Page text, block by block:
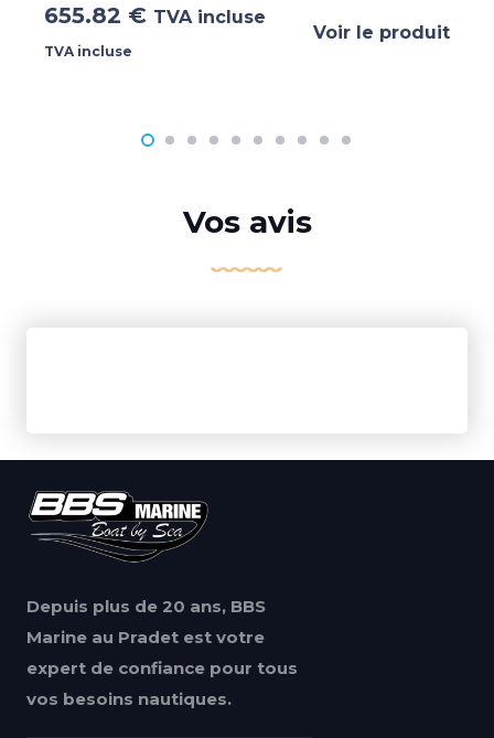
655.82 € TVA incluse
TVA incluse
Voir le produit
Vos avis
Depuis plus de 20 ans, BBS
Marine au Pradet est votre
expert de confiance pour tous
vos besoins nautiques.